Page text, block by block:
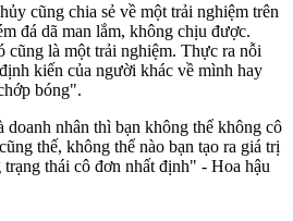
cũng chia sẻ về một trải nghiệm trên
đá dã man lắm, không chịu được.
cũng là một trải nghiệm. Thực ra nỗi
kiến của người khác về mình hay
bóng".
nhân thì bạn không thể không cô
thế, không thể nào bạn tạo ra giá trị
thái cô đơn nhất định" - Hoa hậu